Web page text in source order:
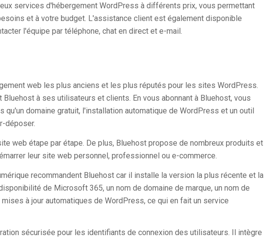
services d'hébergement WordPress à différents prix, vous permettant
et à votre budget. L'assistance client est également disponible
l'équipe par téléphone, chat en direct et e-mail.
web les plus anciens et les plus réputés pour les sites WordPress.
à ses utilisateurs et clients. En vous abonnant à Bluehost, vous
qu'un domaine gratuit, l'installation automatique de WordPress et un outil
déposer.
web étape par étape. De plus, Bluehost propose de nombreux produits et
leur site web personnel, professionnel ou e-commerce.
recommandent Bluehost car il installe la version la plus récente et la
de Microsoft 365, un nom de domaine de marque, un nom de
à jour automatiques de WordPress, ce qui en fait un service
sécurisée pour les identifiants de connexion des utilisateurs. Il intègre